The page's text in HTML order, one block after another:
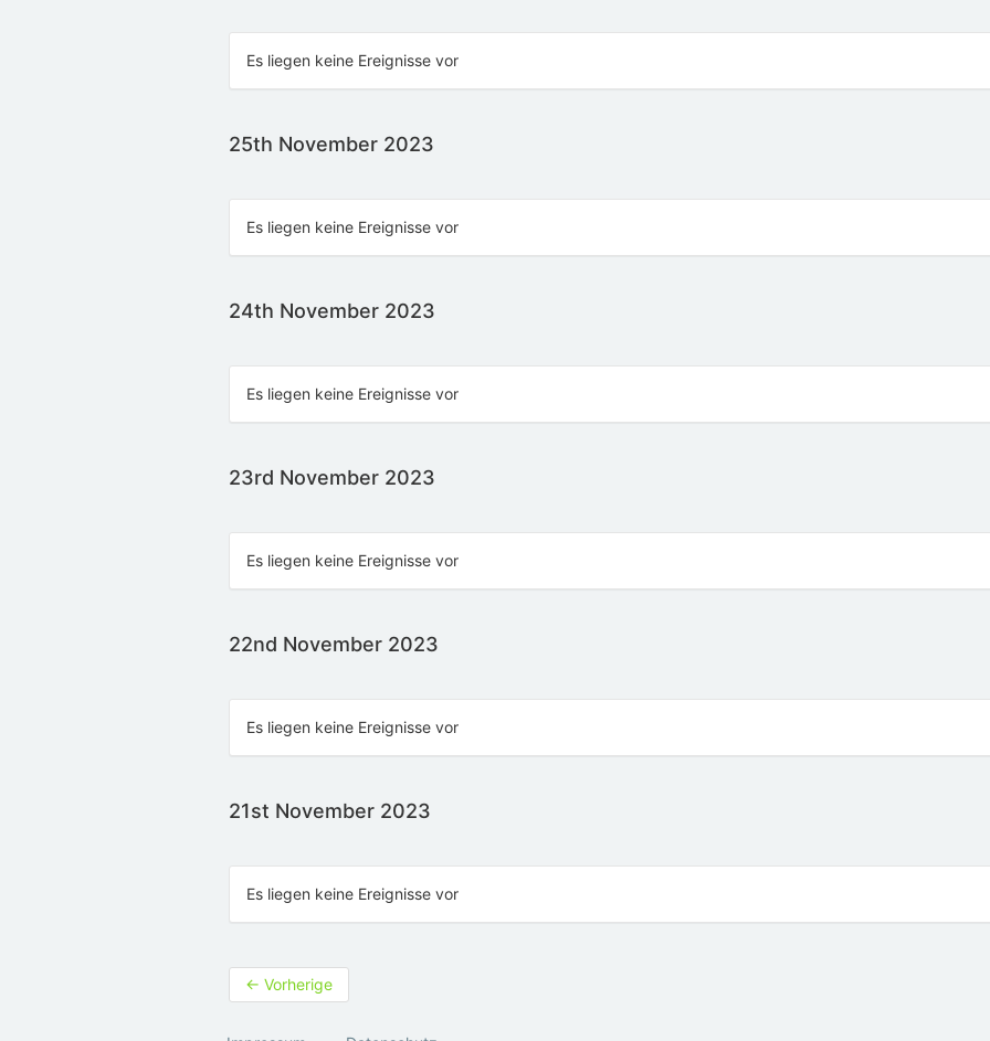
Es liegen keine Ereignisse vor
25th November 2023
Es liegen keine Ereignisse vor
24th November 2023
Es liegen keine Ereignisse vor
23rd November 2023
Es liegen keine Ereignisse vor
22nd November 2023
Es liegen keine Ereignisse vor
21st November 2023
Es liegen keine Ereignisse vor
← Vorherige